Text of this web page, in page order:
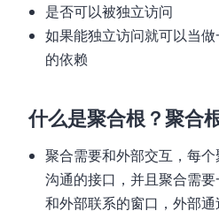
是否可以被独立访问
如果能独立访问就可以当
的依赖
什么是聚合根？聚合
聚合需要和外部交互，每
沟通的接口，并且聚合需
和外部联系的窗口，外部通